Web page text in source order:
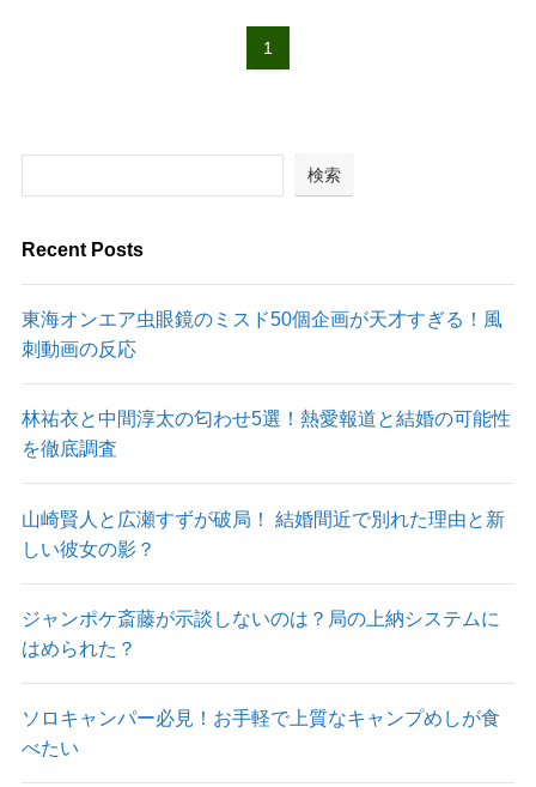
1
検索
Recent Posts
東海オンエア虫眼鏡のミスド50個企画が天才すぎる！風
刺動画の反応
林祐衣と中間淳太の匂わせ5選！熱愛報道と結婚の可能性
を徹底調査
山崎賢人と広瀬すずが破局！ 結婚間近で別れた理由と新
しい彼女の影？
ジャンポケ斎藤が示談しないのは？局の上納システムに
はめられた？
ソロキャンパー必見！お手軽で上質なキャンプめしが食
べたい